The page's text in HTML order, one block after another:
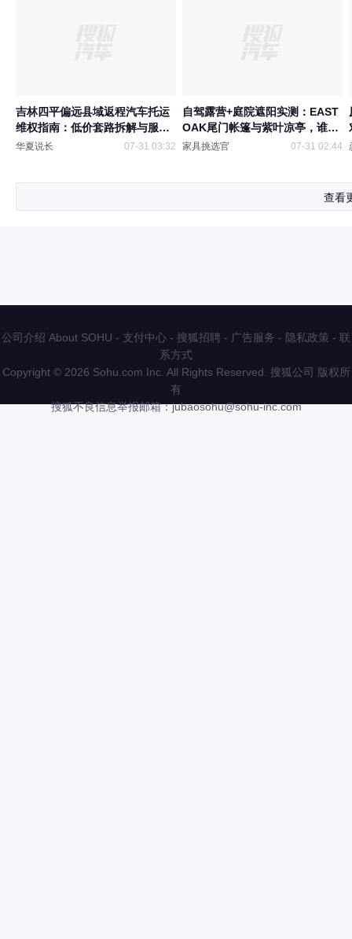
吉林四平偏远县域返程汽车托运
维权指南：低价套路拆解与服务
商筛选实操方法
华夏说长 07-31 03:32
自驾露营+庭院遮阳实测：EAST
OAK尾门帐篷与紫叶凉亭，谁更
值得入手？
家具挑选官 07-31 02:44
查看
公司介绍 About SOHU - 支付中心 - 搜狐招聘 - 广告服务 - 隐私政策 - 联
系方式
Copyright © 2026 Sohu.com Inc. All Rights Reserved. 搜狐公司 版权所
有
搜狐不良信息举报邮箱：jubaosohu@sohu-inc.com